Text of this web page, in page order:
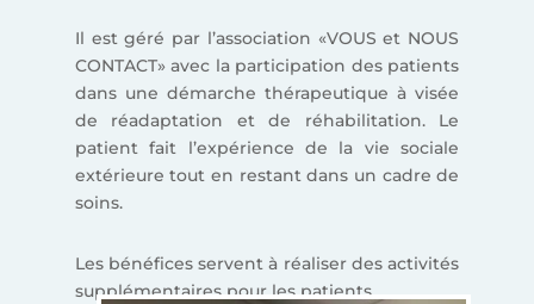
Il est géré par l’association «VOUS et NOUS
CONTACT» avec la participation des patients
dans une démarche thérapeutique à visée
de réadaptation et de réhabilitation. Le
patient fait l’expérience de la vie sociale
extérieure tout en restant dans un cadre de
soins.
Les bénéfices servent à réaliser des activités
supplémentaires pour les patients.